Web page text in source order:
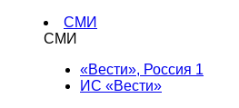
СМИ
СМИ
«Вести», Россия 1
ИС «Вести»